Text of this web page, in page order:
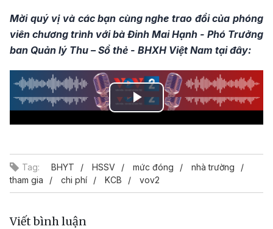
Mời quý vị và các bạn cùng nghe trao đổi của phóng
viên chương trình với bà Đinh Mai Hạnh - Phó Trưởng
ban Quản lý Thu – Sổ thẻ - BHXH Việt Nam tại đây:
Play
Tag: BHYT HSSV mức đóng
nhà trường
tham gia
chi phí KCB vov2
Viết bình luận